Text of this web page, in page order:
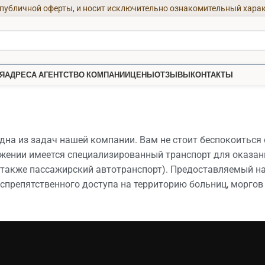
оферты, и носит исключительно ознакомительный
АДРЕСА АГЕНТСТВО КОМПАНИИЦЕНЫОТЗЫВЫКОНТАКТЫ
из задач нашей компании. Вам не стоит
имеется специализированный транспорт для
пассажирский автотранспорт). Предоставляемый
доступа на территорию больниц,